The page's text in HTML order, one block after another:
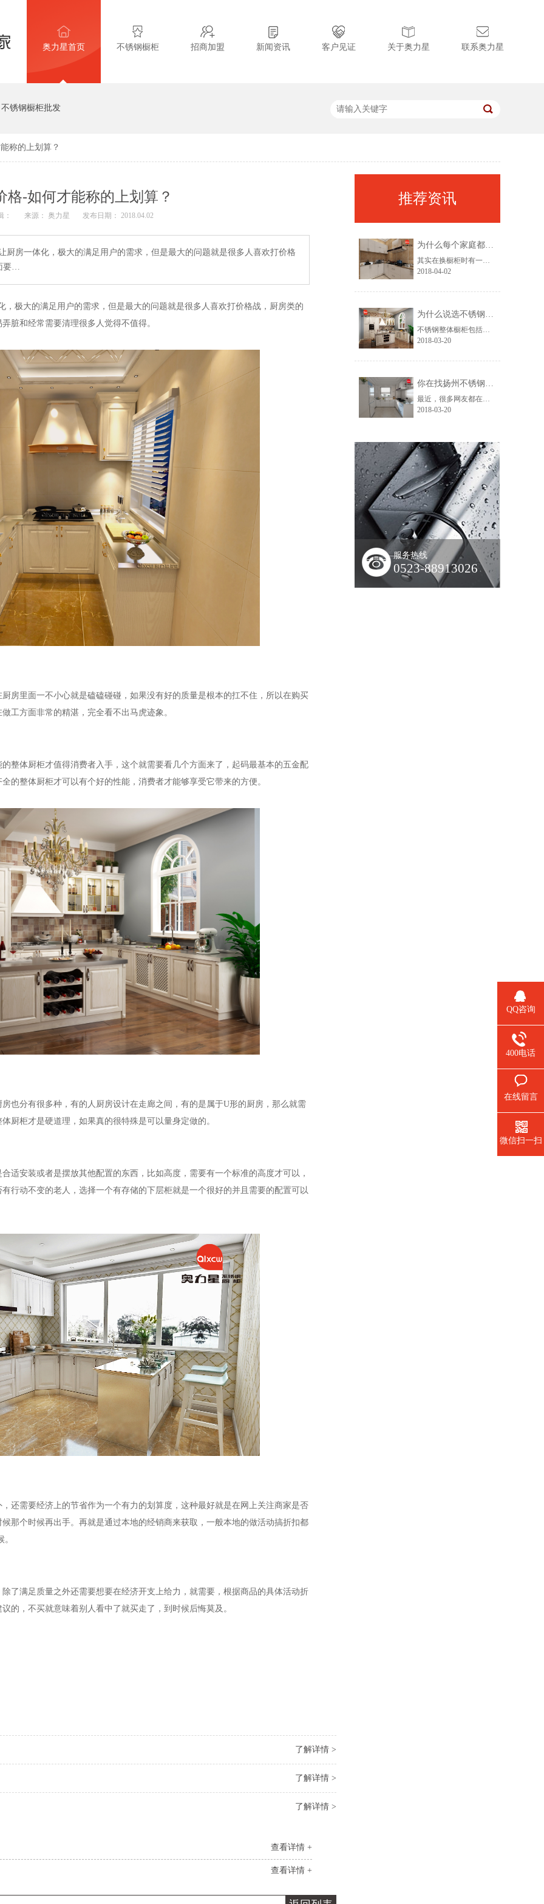
奥力星首页 不锈钢橱柜 招商加盟 新闻资讯 客户见证 关于奥力星 联系奥力星
不锈钢橱柜批发
称的上划算？
格-如何才能称的上划算？
： 来源： 奥力星 发布日期： 2018.04.02
厨房一体化，极大的满足用户的需求，但是最大的问题就是很多人喜欢打价格
要…
，极大的满足用户的需求，但是最大的问题就是很多人喜欢打价格战，厨房类的
脏和经常需要清理很多人觉得不值得。
房里面一不小心就是磕磕碰碰，如果没有好的质量是根本的扛不住，所以在购买
工方面非常的精湛，完全看不出马虎迹象。
整体厨柜才值得消费者入手，这个就需要看几个方面来了，起码最基本的五金配
的整体厨柜才可以有个好的性能，消费者才能够享受它带来的方便。
也分有很多种，有的人厨房设计在走廊之间，有的是属于U形的厨房，那么就需
厨柜才是硬道理，如果真的很特殊是可以量身定做的。
适安装或者是摆放其他配置的东西，比如高度，需要有一个标准的高度才可以，
行动不变的老人，选择一个有存储的下层柜就是一个很好的并且需要的配置可以
还需要经济上的节省作为一个有力的划算度，这种最好就是在网上关注商家是否
那个时候再出手。再就是通过本地的经销商来获取，一般本地的做活动搞折扣都
了满足质量之外还需要想要在经济开支上给力，就需要，根据商品的具体活动折
的，不买就意味着别人看中了就买走了，到时候后悔莫及。
了解详情 >
了解详情 >
了解详情 >
查看详情 +
查看详情 +
推荐资讯
为什么每个家庭都需要一套整体不锈钢橱柜?
其实在换橱柜时有一个难题，那就是不锈钢橱柜和木质橱柜，不知道选哪一个，也不知道那个性价比高，在这里小编给大家简单捋下思路，在换橱柜的时候你要想清楚这5点就够了，你就知道要换什么样子的了，接下来就给大家几个建议参考，希望可以帮助到大家。
2018-04-02
为什么说选不锈钢橱柜就要选择奥力星？
不锈钢整体橱柜包括地柜、不锈钢台面、吊柜以及双水槽和其它下水配件，所以实用性极强。从外观上来看它的外形美观，而且台面经久耐用，容易清洁，不锈钢橱柜绿色环保不会释放任何的有毒有害物质。那么奥力星不锈钢整体橱柜具体有哪些优点呢？
2018-03-20
你在找扬州不锈钢橱柜吗？奥力星，让家人更放心
最近，很多网友都在搜索“扬州哪里可以买不锈钢橱柜”“扬州不锈钢橱柜”，大家既然这么搜索，一定是有这方面的需要，想要找到一款既经济实惠又实用美观的不锈钢橱柜。
2018-03-20
服务热线
0523-88913026
QQ咨询
400电话
在线留言
微信扫一扫